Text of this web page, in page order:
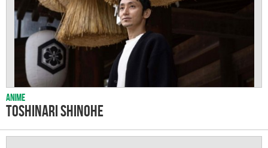
Anime
Toshinari Shinohe